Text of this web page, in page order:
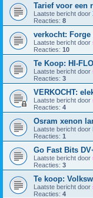
Tarief voor een
Laatste bericht door
Reacties: 8
verkocht:
Laatste bericht door
Reacties: 10
Te Koop: HI-
Laatste bericht door
Reacties: 3
VERKOCHT:
Laatste bericht door
Reacties: 4
Osram xenon
Laatste bericht door
Reacties: 1
Go Fast Bits
Laatste bericht door
Reacties: 3
Te koop:
Laatste bericht door
Reacties: 4